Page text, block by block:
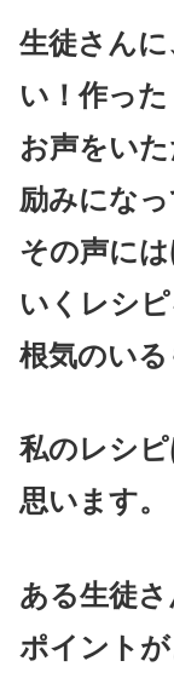
生徒さん
い！作った
お声をい
励みになっ
その声に
いくレシピ
根気のいる
私のレシ
思います。
ある生徒さ
ポイントが